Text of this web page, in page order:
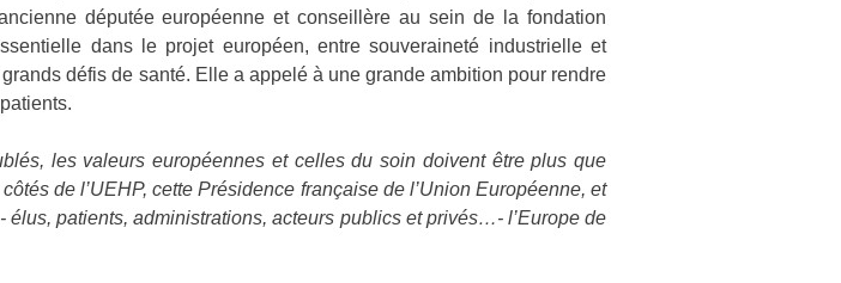
députée européenne et conseillère au sein de la fondation
dans le projet européen, entre souveraineté industrielle et
défis de santé. Elle a appelé à une grande ambition pour rendre
les valeurs européennes et celles du soin doivent être plus que
de l’UEHP, cette Présidence française de l’Union Européenne, et
patients, administrations, acteurs publics et privés…- l’Europe de